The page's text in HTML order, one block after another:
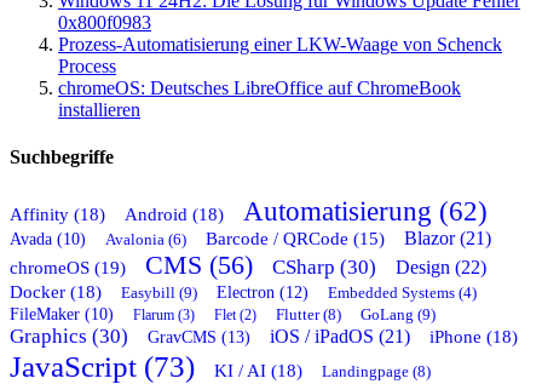
0x800f0983
Prozess-Automatisierung einer LKW-Waage von Schenck
Process
chromeOS: Deutsches LibreOffice auf ChromeBook
installieren
Suchbegriffe
Affinity (18) Android (18) Automatisierung (62)
Avada (10) Avalonia (6) Barcode / QRCode (15)
Blazor (21)
chromeOS (19)
CMS (56) CSharp (30) Design (22)
Docker (18) Easybill (9) Electron (12) Embedded Systems (4)
FileMaker (10) Flarum (3) Flet (2) Flutter (8) GoLang (9)
Graphics (30) GravCMS (13) iOS / iPadOS (21) iPhone (18)
JavaScript (73) KI / AI (18) Landingpage (8)